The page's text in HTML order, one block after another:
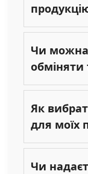
Чи можна
обміняти
Як
для моїх
Чи